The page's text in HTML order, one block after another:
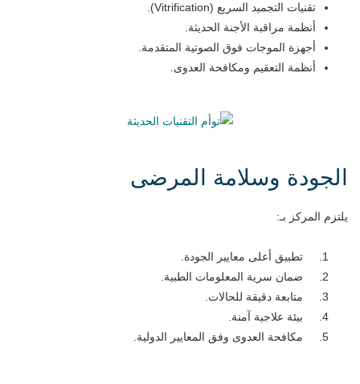
تقنيات التجميد السريع (Vitrification).
أنظمة مراقبة الأجنة الحديثة.
أجهزة الموجات فوق الصوتية المتقدمة.
أنظمة التعقيم ومكافحة العدوى.
الجودة وسلامة المرضى
يلتزم المركز بـ:
تطبيق أعلى معايير الجودة.
ضمان سرية المعلومات الطبية.
متابعة دقيقة للحالات.
بيئة علاجية آمنة.
مكافحة العدوى وفق المعايير الدولية.